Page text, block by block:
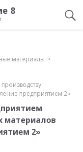
8
материалы
предприятием 2»
материалов
2»